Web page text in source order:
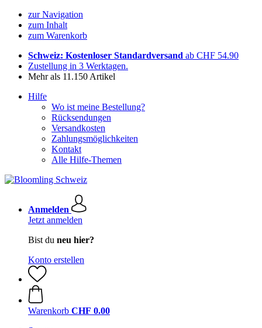
zur Navigation
zum Inhalt
zum Warenkorb
Schweiz: Kostenloser Standardversand ab CHF 54.90
Zustellung in 3 Werktagen.
Mehr als 11.150 Artikel
Hilfe
Wo ist meine Bestellung?
Rücksendungen
Versandkosten
Zahlungsmöglichkeiten
Kontakt
Alle Hilfe-Themen
Anmelden
Jetzt anmelden
Bist du neu hier?
Konto erstellen
Warenkorb CHF 0.00